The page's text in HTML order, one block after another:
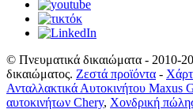
© Πνευματικά δικαιώματα - 2010-
δικαιώματος. Ζεστά προϊόντα -
Ανταλλακτικά Αυτοκινήτου Maxus
αυτοκινήτων Chery, Χονδρική